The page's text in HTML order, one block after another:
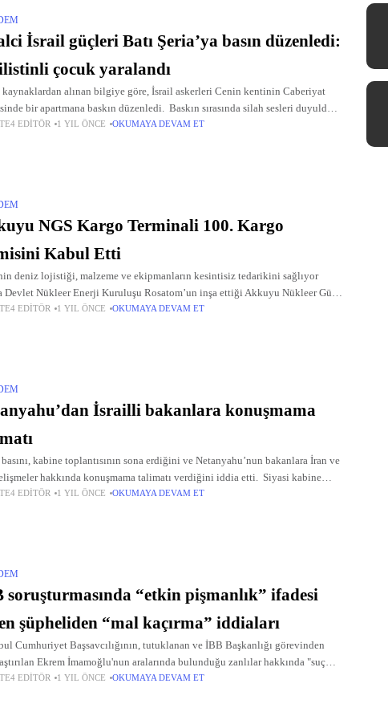
İsrail güçleri Batı Şeria’ya basın düzenledi:
çocuk yaralandı
kaynaklardan alınan bilgiye göre, İsrail askerleri Cenin kentinin Caberiyat
bir apartmana baskın düzenledi. Baskın sırasında silah sesleri duyuldu.
Kızılayından yapılan yazılı açıklamada, Caberiyat bölgesinde
EDITÖR 1 YIL ÖNCE OKUMAYA DEVAM ET
NGS Kargo Terminali 100. Kargo
Kabul Etti
deniz lojistiği, malzeme ve ekipmanların kesintisiz tedarikini sağlıyor
Devlet Nükleer Enerji Kuruluşu Rosatom’un inşa ettiği Akkuyu Nükleer Güç
(NGS) sahasında bulunan Doğu Kargo Terminali, limanın devreye
EDITÖR 1 YIL ÖNCE OKUMAYA DEVAM ET
İsrailli bakanlara konuşmama
kabine toplantısının sona erdiğini ve Netanyahu’nun bakanlara İran ve
hakkında konuşmama talimatı verdiğini iddia etti. Siyasi kabine
ardından Netanyahu ve güvenlik kabinesinde yer
EDITÖR 1 YIL ÖNCE OKUMAYA DEVAM ET
soruşturmasında “etkin pişmanlık” ifadesi
şüpheliden “mal kaçırma” iddiaları
Cumhuriyet Başsavcılığının, tutuklanan ve İBB Başkanlığı görevinden
Ekrem İmamoğlu'nun aralarında bulunduğu zanlılar hakkında "suç
yöneticisi olmak", "suç örgütüne üye olmak", "irtikap", "rüşvet", "nitelikli
EDITÖR 1 YIL ÖNCE OKUMAYA DEVAM ET